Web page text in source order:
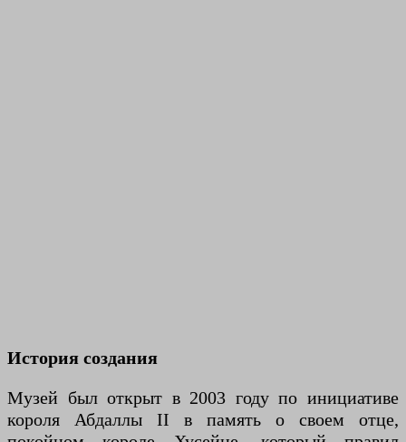
История создания
Музей был открыт в 2003 году по инициативе
короля Абдаллы II в память о своем отце,